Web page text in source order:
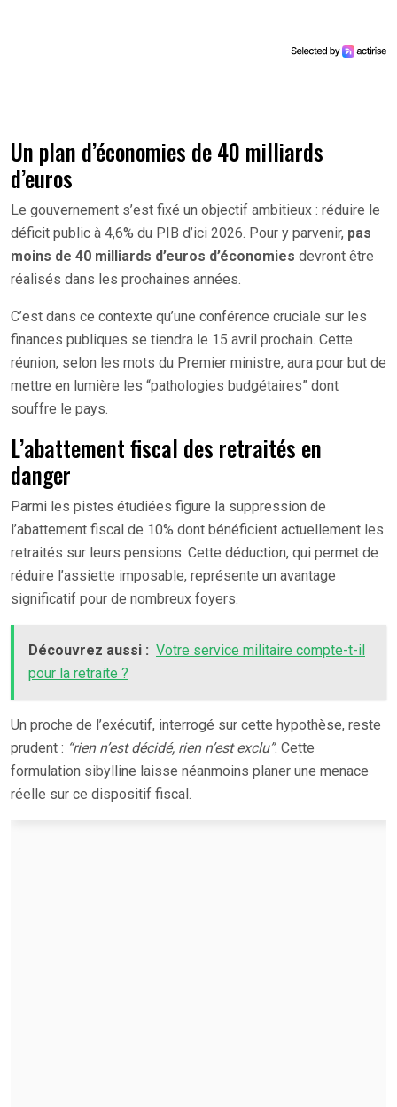
Un plan d’économies de 40 milliards
d’euros
Le gouvernement s’est fixé un objectif ambitieux : réduire le
déficit public à 4,6% du PIB d’ici 2026. Pour y parvenir, pas
moins de 40 milliards d’euros d’économies devront être
réalisés dans les prochaines années.
C’est dans ce contexte qu’une conférence cruciale sur les
finances publiques se tiendra le 15 avril prochain. Cette
réunion, selon les mots du Premier ministre, aura pour but de
mettre en lumière les “pathologies budgétaires” dont
souffre le pays.
L’abattement fiscal des retraités en
danger
Parmi les pistes étudiées figure la suppression de
l’abattement fiscal de 10% dont bénéficient actuellement les
retraités sur leurs pensions. Cette déduction, qui permet de
réduire l’assiette imposable, représente un avantage
significatif pour de nombreux foyers.
Découvrez aussi : Votre service militaire compte-t-il
pour la retraite ?
Un proche de l’exécutif, interrogé sur cette hypothèse, reste
prudent : “rien n’est décidé, rien n’est exclu”. Cette
formulation sibylline laisse néanmoins planer une menace
réelle sur ce dispositif fiscal.